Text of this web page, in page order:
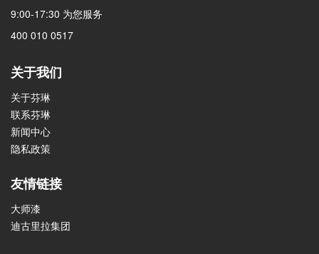
9:00-17:30 为您服务
400 010 0517
关于我们
关于芬琳
联系芬琳
新闻中心
隐私政策
友情链接
大师漆
迪古里拉集团